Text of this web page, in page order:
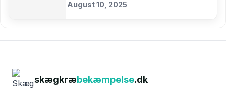
August 10, 2025
skægkræbekæmpelse.dk